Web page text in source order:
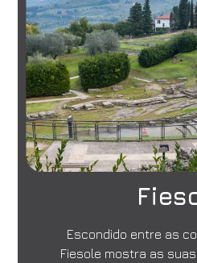
Escondido entre as
Fiesole mostra as